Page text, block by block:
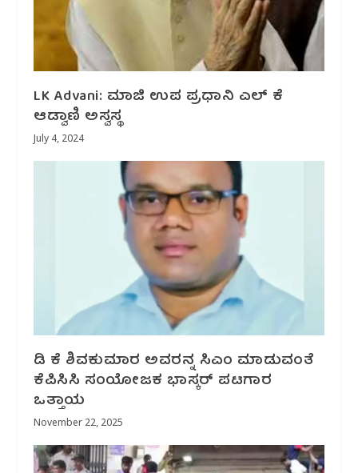
LK Advani: ಮಾಜಿ ಉಪ ಪ್ರಧಾನಿ ಎಲ್‌ ಕೆ
ಆಡ್ವಾಣಿ ಅಸ್ವಸ್ಥ
July 4, 2024
ಡಿ ಕೆ ಶಿವಕುಮಾರ ಅವರನ್ನ ಸಿಎಂ ಮಾಡುವಂತೆ
ಕೆಪಿಸಿಸಿ ಸಂಯೋಜಕ ಭಾಸ್ಕರ್ ಪಟಗಾರ
ಒತ್ತಾಯ
November 22, 2025